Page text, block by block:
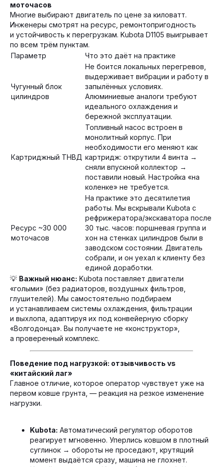
моточасов
Многие выбирают двигатель по цене за киловатт.
Инженеры смотрят на ресурс, ремонтопригодность
и устойчивость к перегрузкам. Kubota D1105 выигрывает
по всем трём пунктам.
Параметр
Что это даёт на практике
Чугунный блок
цилиндров
Не боится локальных перегревов,
выдерживает вибрации и работу в
запылённых условиях.
Алюминиевые аналоги требуют
идеального охлаждения и
бережной эксплуатации.
Картриджный ТНВД
Топливный насос встроен в
монолитный корпус. При
необходимости его меняют как
картридж: открутили 4 винта →
сняли впускной коллектор →
поставили новый. Настройка «на
коленке» не требуется.
Ресурс ~30 000
моточасов
На практике это десятилетия
работы. Мы вскрывали Kubota с
рефрижератора/экскаватора после
30 тыс. часов: поршневая группа и
хон на стенках цилиндров были в
заводском состоянии. Двигатель
собрали, и он уехал к клиенту без
единой доработки.
💡 Важный нюанс: Kubota поставляет двигатели
«голыми» (без радиаторов, воздушных фильтров,
глушителей). Мы самостоятельно подбираем
и устанавливаем системы охлаждения, фильтрации
и выхлопа, адаптируя их под конвейерную сборку
«Волгодонца». Вы получаете не «конструктор»,
а проверенный комплекс.
Поведение под нагрузкой: отзывчивость vs
«китайский лаг»
Главное отличие, которое оператор чувствует уже на
первом ковше грунта, — реакция на резкое изменение
нагрузки.
Kubota: Автоматический регулятор оборотов
реагирует мгновенно. Уперлись ковшом в плотный
суглинок → обороты не проседают, крутящий
момент выдаётся сразу, машина не глохнет.